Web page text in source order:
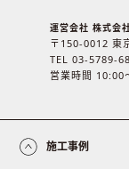
運営会社 株式会
〒150-0012 東
TEL 03-5789-
営業時間
施工事例